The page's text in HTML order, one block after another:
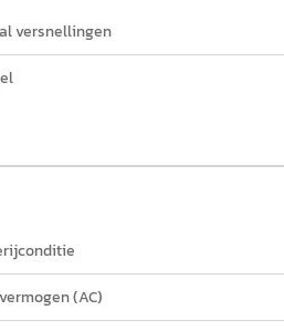
versnellingen
(AC)